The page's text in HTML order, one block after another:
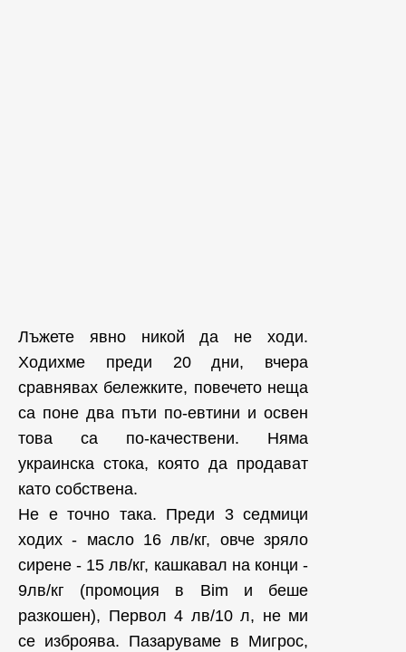
Лъжете явно никой да не ходи.
Ходихме преди 20 дни, вчера
сравнявах бележките, повечето неща
са поне два пъти по-евтини и освен
това са по-качествени. Няма
украинска стока, която да продават
като собствена.
Не е точно така. Преди 3 седмици
ходих - масло 16 лв/кг, овче зряло
сирене - 15 лв/кг, кашкавал на конци -
9лв/кг (промоция в Bim и беше
разкошен), Первол 4 лв/10 л, не ми
се изброява. Пазаруваме в Мигрос,